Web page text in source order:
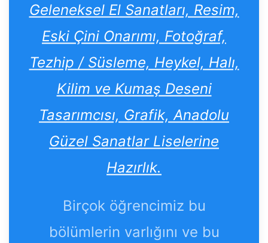
Geleneksel El Sanatları, Resim,
Eski Çini Onarımı, Fotoğraf,
Tezhip / Süsleme, Heykel, Halı,
Kilim ve Kumaş Deseni
Tasarımcısı, Grafik, Anadolu
Güzel Sanatlar Liselerine
Hazırlık.
Birçok öğrencimiz bu
bölümlerin varlığını ve bu